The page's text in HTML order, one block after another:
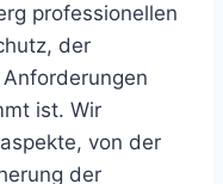
professionellen
der
ist. Wir
von der
der